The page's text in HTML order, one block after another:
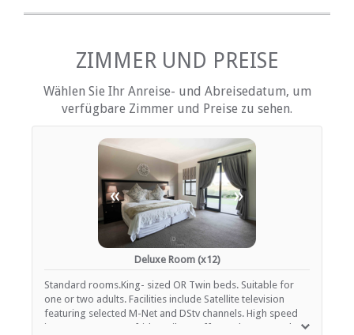
Tee- und Kaffeekocher
EINRICHTUNGEN AUF DEM GELÄNDE
Kinderfreundlich (alle Altersgruppen)
Kinderbetreuung / Babysitter-Service
Garten(e)
Gästelounge mit TV
Zimmerreinigung (täglich)
Parkplatz (abseits der Straße)
Rezeption (Geschäftszeiten)
Schwimmbad
ESSEN UND TRINKEN
Bar (voll lizenziert)
Braai / Grill (BBQ)
Restaurant / Esszimmer
Zimmerservice
ZIMMER UND PREISE
Wählen Sie Ihr Anreise- und Abreisedatum, um
verfügbare Zimmer und Preise zu sehen.
« »
Deluxe Room (x12)
Standard rooms.King- sized OR Twin beds. Suitable for
one or two adults. Facilities include Satellite television
featuring selected M-Net and DStv channels. High speed
internet access, Bar fridge, Filter coffee maker, tea and